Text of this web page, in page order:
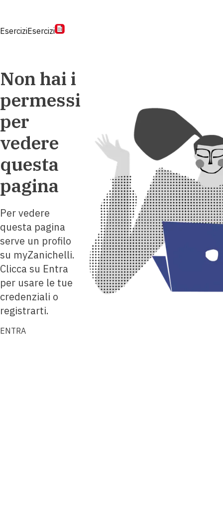
EserciziEsercizi
Non hai i
permessi
per
vedere
questa
pagina
Per vedere
questa pagina
serve un profilo
su myZanichelli.
Clicca su Entra
per usare le tue
credenziali o
registrarti.
ENTRA